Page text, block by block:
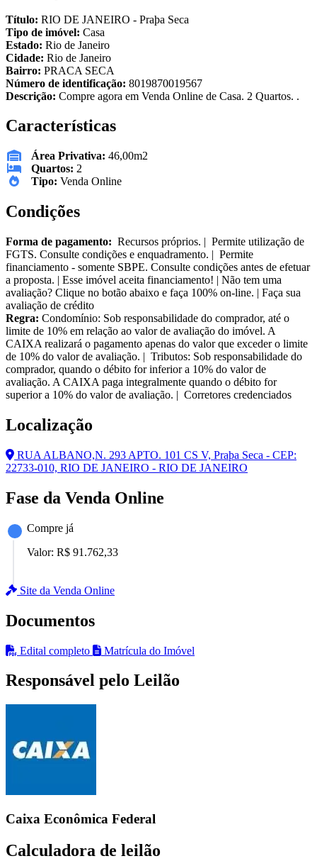
Título: RIO DE JANEIRO - Praþa Seca
Tipo de imóvel: Casa
Estado: Rio de Janeiro
Cidade: Rio de Janeiro
Bairro: PRACA SECA
Número de identificação: 8019870019567
Descrição: Compre agora em Venda Online de Casa. 2 Quartos. .
Características
Área Privativa: 46,00m2
Quartos: 2
Tipo: Venda Online
Condições
Forma de pagamento: Recursos próprios. | Permite utilização de
FGTS. Consulte condições e enquadramento. | Permite
financiamento - somente SBPE. Consulte condições antes de efetuar
a proposta. | Esse imóvel aceita financiamento! | Não tem uma
avaliação? Clique no botão abaixo e faça 100% on-line. | Faça sua
avaliação de crédito
Regra: Condomínio: Sob responsabilidade do comprador, até o
limite de 10% em relação ao valor de avaliação do imóvel. A
CAIXA realizará o pagamento apenas do valor que exceder o limite
de 10% do valor de avaliação. | Tributos: Sob responsabilidade do
comprador, quando o débito for inferior a 10% do valor de
avaliação. A CAIXA paga integralmente quando o débito for
superior a 10% do valor de avaliação. | Corretores credenciados
Localização
RUA ALBANO,N. 293 APTO. 101 CS V, Praþa Seca - CEP:
22733-010, RIO DE JANEIRO - RIO DE JANEIRO
Fase da Venda Online
Compre já
Valor: R$ 91.762,33
Site da Venda Online
Documentos
Edital completo Matrícula do Imóvel
Responsável pelo Leilão
Caixa Econômica Federal
Calculadora de leilão